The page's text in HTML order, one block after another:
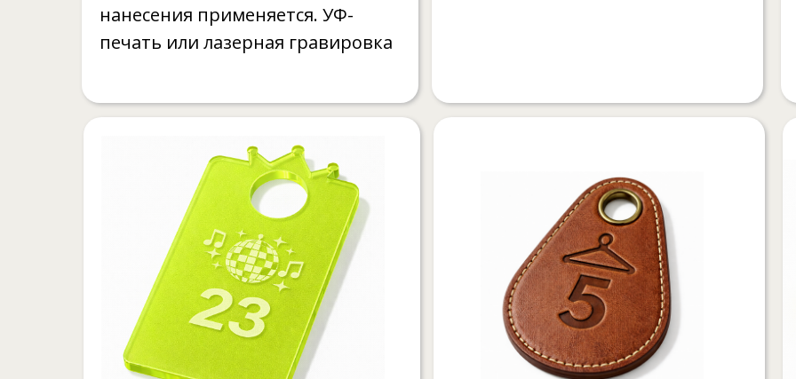
нанесения применяется. УФ-
печать или лазерная гравировка